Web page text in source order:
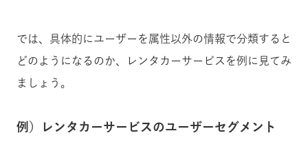
では、具体的にユーザーを属性以外の情報で分類すると
どのようになるのか、レンタカーサービスを例に見てみ
ましょう。
例）レンタカーサービスのユーザーセグメント